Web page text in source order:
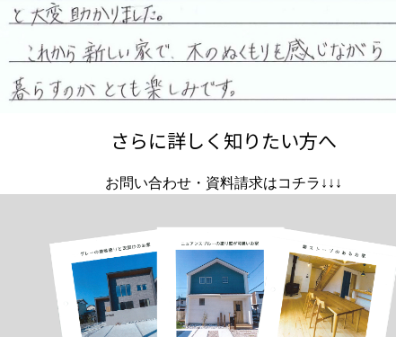
さらに詳しく知りたい方へ
お問い合わせ・資料請求はコチラ↓↓↓